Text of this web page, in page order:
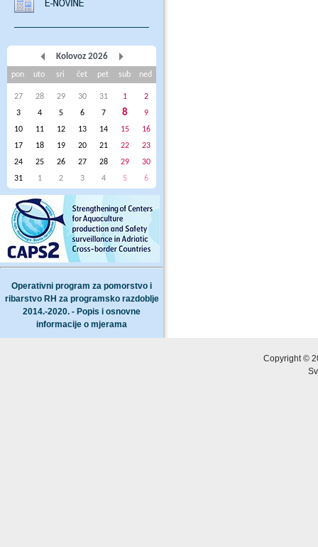
Kolovoz 2026
pon uto sri čet pet sub ned
27 28 29 30 31 1
2
3
4 5 6 7 8
9
10
11 12 13 14 15
16
17
18 19 20 21 22
23
24
25 26 27 28 29
30
31
1 2 3 4 5 6
Operativni program za pomorstvo i
ribarstvo RH za programsko razdoblje
2014.-2020. - Popis i osnovne
informacije o mjerama
Copyright ©